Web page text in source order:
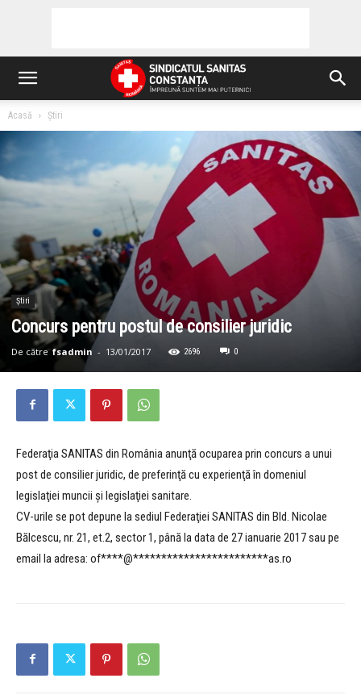
Acasă Știri
Știri
Concurs pentru postul de consilier juridic
De către fsadmin - 13/01/2017 2696 0
Federaţia SANITAS din România anunţă ocuparea prin concurs a unui
post de consilier juridic, de preferinţă cu experienţă în domeniul
legislaţiei muncii şi legislaţiei sanitare.
CV-urile se pot depune la sediul Federaţiei SANITAS din Bld. Nicolae
Bălcescu, nr. 21, et.2, sector 1, până la data de 27 ianuarie 2017 sau pe
email la adresa: of****@************************as.ro